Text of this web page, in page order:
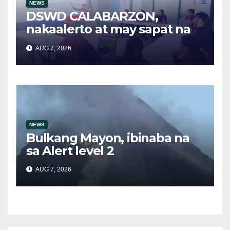
NEWS
DSWD CALABARZON,
nakaalerto at may sapat na
relief supplies para sa
posibleng epekto ng
Bagyong Maymay at Habagat
AUG 7, 2026
NEWS
Bulkang Mayon, ibinaba na
sa Alert level 2
AUG 7, 2026